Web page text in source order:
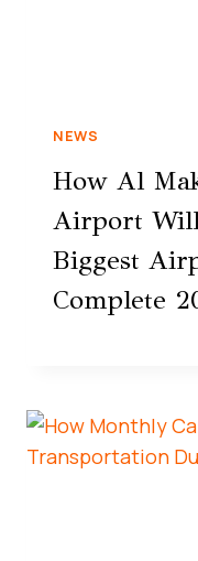
NEWS
How Al
Airport
Biggest
Complete